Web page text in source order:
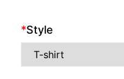
*Style